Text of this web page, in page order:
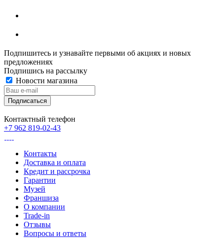
Подпишитесь и узнавайте первыми об акциях и новых
предложениях
Подпишись на рассылку
Новости магазина
Контактный телефон
+7 962 819-02-43
Контакты
Доставка и оплата
Кредит и рассрочка
Гарантии
Музей
Франшиза
О компании
Trade-in
Отзывы
Вопросы и ответы